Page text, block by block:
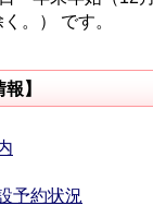
。） です。
】
予約状況